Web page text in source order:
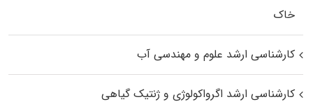
خاک
کارشناسی ارشد علوم و مهندسی آب
کارشناسی ارشد اگرواکولوژی و ژنتیک گیاهی